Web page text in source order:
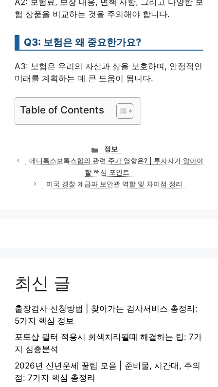
A2: 보험료, 보장 내용, 면책 사항, 그리고 다양한 보
험 상품을 비교하는 것을 주의해야 합니다.
Q3: 보험은 왜 중요한가요?
A3: 보험은 우리의 자산과 삶을 보호하며, 안정적인
미래를 계획하는 데 큰 도움이 됩니다.
Table of Contents
카
테
고
리
정보
메디톡스보톡스합의 관련 주가 영향은? | 투자자가 알아야
할 핵심 포인트
미국 경찰 계급과 보안관 역할 및 차이점 정리
최신 글
출장검사 신청방법 | 찾아가는 검사서비스 총정리:
5가지 핵심 정보
포토샵 필터 적용시 회색처리될때 해결하는 팁: 7가
지 심층분석
2026년 신년운세 꿀팁 모음 | 준비물, 시간대, 주의
점: 7가지 핵심 총정리